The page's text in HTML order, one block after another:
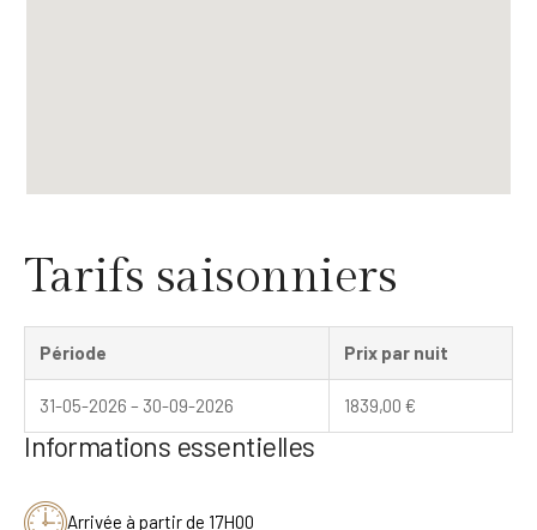
Tarifs saisonniers
Période Prix par nuit
31-05-2026 – 30-09-2026 1839,00 €
Informations essentielles
Arrivée à partir de 17H00